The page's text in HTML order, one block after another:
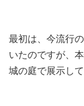
最初は、今流行
いたのですが、
城の庭で展示し